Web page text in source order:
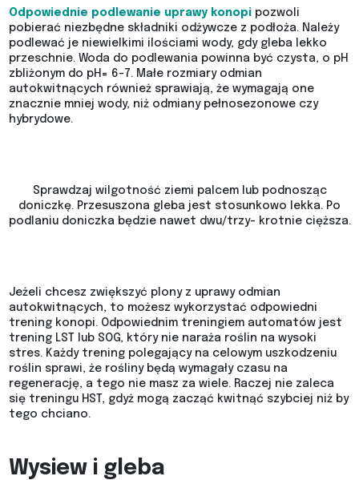
Odpowiednie podlewanie uprawy konopipozwoli
pobierać niezbędne składniki odżywcze z podłoża. Należy
podlewać je niewielkimi ilościami wody, gdy gleba lekko
przeschnie. Woda do podlewania powinna być czysta, o pH
zbliżonym do pH= 6-7. Małe rozmiary odmian
autokwitnących również sprawiają, że wymagają one
znacznie mniej wody, niż odmiany pełnosezonowe czy
hybrydowe.
Sprawdzaj wilgotność ziemi palcem lub podnosząc
doniczkę. Przesuszona gleba jest stosunkowo lekka. Po
podlaniu doniczka będzie nawet dwu/trzy- krotnie cięższa.
Jeżeli chcesz zwiększyć plony z uprawy odmian
autokwitnących, to możesz wykorzystać odpowiedni
trening konopi. Odpowiednim treningiem automatów jest
trening LST lub SOG, który nie naraża roślin na wysoki
stres. Każdy trening polegający na celowym uszkodzeniu
roślin sprawi, że rośliny będą wymagały czasu na
regenerację, a tego nie masz za wiele. Raczej nie zaleca
się treningu HST, gdyż mogą zacząć kwitnąć szybciej niż by
tego chciano.
Wysiew i gleba